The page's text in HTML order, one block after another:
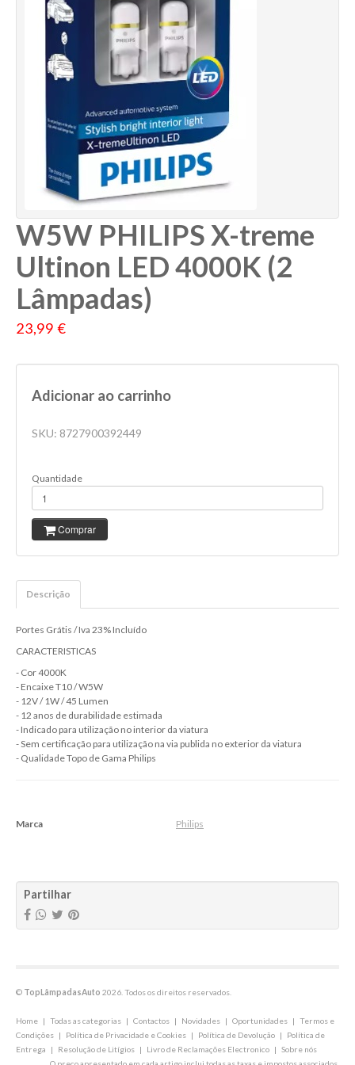
T4W
P21/5W
W16W
W21W
W21/5W
H6W
RY10W
C5W
C10W
WY21W
W1.2W
HP24W
D1S Xénon
D2R Xénon
D3R Xénon
D4S Xénon
D8S Xénon
Osram Cool Blue Intense
Osram Night Breaker Silver +100%
W5W PHILIPS X-treme
Ultinon LED 4000K (2
Lâmpadas)
23,99 €
Adicionar ao carrinho
SKU: 8727900392449
Quantidade
Comprar
Descrição
Portes Grátis / Iva 23% Incluído
CARACTERISTICAS
- Cor 4000K
- Encaixe T10 / W5W
- 12V / 1W / 45 Lumen
- 12 anos de durabilidade estimada
- Indicado para utilização no interior da viatura
- Sem certificação para utilização na via publida no exterior da viatura
- Qualidade Topo de Gama Philips
Marca Philips
Partilhar
© TopLâmpadasAuto 2026. Todos os direitos reservados.
Home | Todas as categorias | Contactos | Novidades | Oportunidades | Termos e
Condições | Política de Privacidade e Cookies | Política de Devolução | Política de
Entrega | Resolução de Litígios | Livro de Reclamações Electronico | Sobre nós